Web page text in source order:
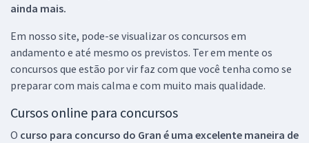
ainda mais.
Em nosso site, pode-se visualizar os concursos em
andamento e até mesmo os previstos. Ter em mente os
concursos que estão por vir faz com que você tenha como se
preparar com mais calma e com muito mais qualidade.
Cursos online para concursos
O curso para concurso do Gran é uma excelente maneira de